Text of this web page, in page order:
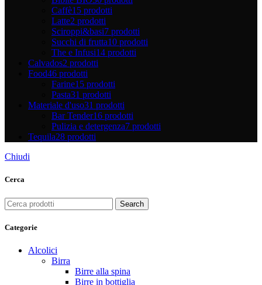
Caffè15 prodotti
Latte2 prodotti
Sciroppi&basi7 prodotti
Succhi di frutta10 prodotti
The e Infusi14 prodotti
Calvados2 prodotti
Food46 prodotti
Farine15 prodotti
Pasta31 prodotti
Materiale d'uso31 prodotti
Bar Tender16 prodotti
Pulizia e detergenza7 prodotti
Tequila28 prodotti
Chiudi
Cerca
Search
Categorie
Alcolici
Birra
Birre alla spina
Birre in bottiglia